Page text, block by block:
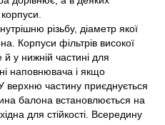
різьбу, діаметр якої
Корпуси фільтрів високої
у нижній частині для
наповнювача і якщо
верхню частину приєднується
балона встановлюється на
для стійкості. Всередину